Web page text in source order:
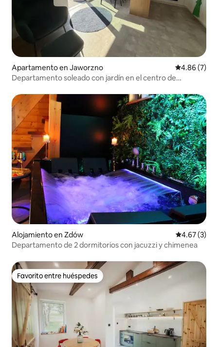
Apartamento en Jaworzno Calificación
4.86 (7)
Departamento soleado con jardín en el centro de
Alojamiento en Zdów Calificación
4.67 (3)
Departamento de 2 dormitorios con jacuzzi y chimenea
Favorito entre huéspedes
Favorito entre huéspedes